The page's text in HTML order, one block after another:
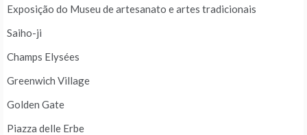
Exposição do Museu de artesanato e artes tradicionais
Saiho-ji
Champs Elysées
Greenwich Village
Golden Gate
Piazza delle Erbe